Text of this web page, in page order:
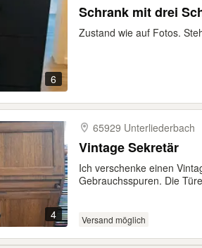
6
Schrank mit drei
Zustand wie auf Fotos.
4
65929 Unterliederbach
Vintage Sekretär
Ich verschenke einen
Gebrauchsspuren. Die
Versand möglich